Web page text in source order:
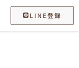
LINE登録